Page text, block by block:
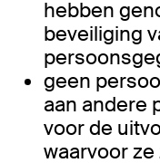
hebben
beveiliging
geen
aan andere
voor de
waarvoor